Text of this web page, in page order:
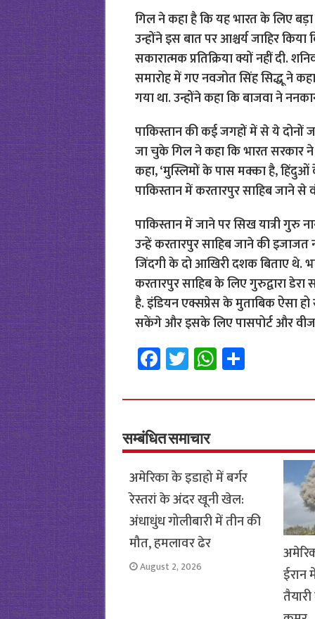
गिल ने कहा है कि यह भारत के लिए
उन्होंने इस बात पर आश्चर्य जाहिर
सकारात्मक प्रतिक्रिया क्यों नहीं दी.
समारोह में गए नवजोत सिंह सिद्धू ने
गया था. उन्होंने कहा कि बाजवा ने
पाकिस्तान की कई जगहों में से ये दोनों
जा चुके गिल ने कहा कि भारत सरकार
कहा, ‘मुस्लिमों के पास मक्का है,
पाकिस्तान में करतारपुर साहिब जाने से
पाकिस्तान में जाने पर सिख यात्री गुरु
उन्हें करतारपुर साहिब जाने की
जिंदगी के दो आखिरी दशक बिताए थे.
करतारपुर साहिब के लिए गुरुद्वारा
है. इंडियन एक्सप्रेस के मुताबिक ऐसा हो
सकेंगे और इसके लिए पासपोर्ट और
Fa
ce
b
o
o
k
T
wi
tt
er
W
h
at
p
p
S
h
ar
सम्बंधित समाचार
अमेरिका के इडाहो में बर्गर
रेस्तरां के अंदर खूनी खेल:
अंधाधुंध गोलीबारी में तीन की
मौत, हमलावर ढेर
August 2, 2026
ईरान